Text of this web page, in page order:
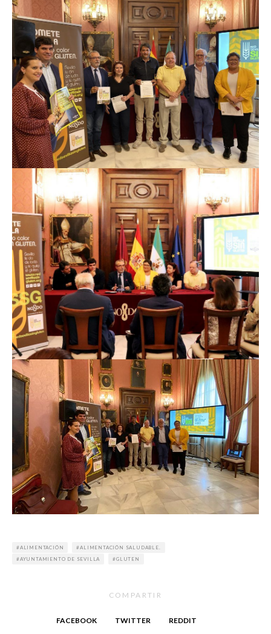
ALIMENTACIÓN
ALIMENTACIÓN SALUDABLE.
AYUNTAMIENTO DE SEVILLA
GLUTEN
COMPARTIR
FACEBOOK TWITTER REDDIT